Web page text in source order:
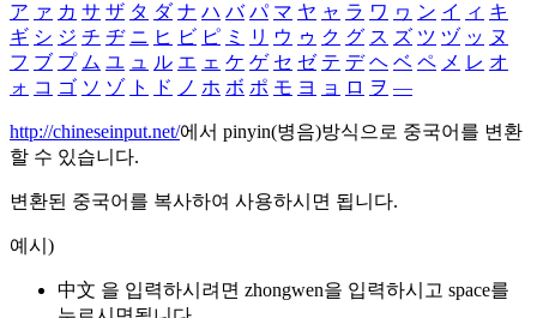
ア ァ カ サ ザ タ ダ ナ ハ バ パ マ ヤ ャ ラ ワ ヮ ン イ ィ キ
ギ シ ジ チ ヂ ニ ヒ ビ ピ ミ リ ウ ゥ ク グ ス ズ ツ ヅ ッ ヌ
フ ブ プ ム ユ ュ ル エ ェ ケ ゲ セ ゼ テ デ ヘ ベ ペ メ レ オ
ォ コ ゴ ソ ゾ ト ド ノ ホ ボ ポ モ ヨ ョ ロ ヲ ―
http://chineseinput.net/에서 pinyin(병음)방식으로 중국어를 변환
할 수 있습니다.
변환된 중국어를 복사하여 사용하시면 됩니다.
예시)
中文 을 입력하시려면 zhongwen을 입력하시고 space를